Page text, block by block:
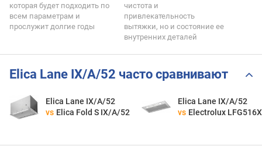
которая будет подходить по
всем параметрам и
прослужит долгие годы
чистота и
привлекательность
вытяжки, но и состояние ее
внутренних деталей
Elica Lane IX/A/52 часто сравнивают
Elica Lane IX/A/52
vs Elica Fold S IX/A/52
Elica Lane IX/A/52
vs Electrolux LFG516X